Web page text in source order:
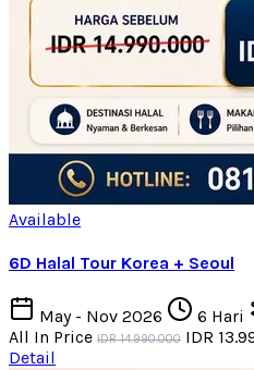
Available
6D Halal Tour Korea + Seoul
May - Nov 2026 6 Hari
All In Price IDR 14.990.000 IDR
Detail